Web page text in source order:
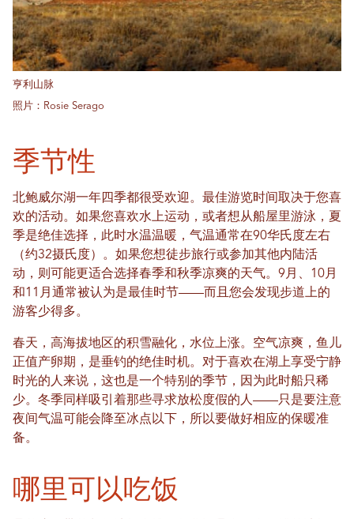
亨利山脉
照片：Rosie Serago
季节性
北鲍威尔湖一年四季都很受欢迎。最佳游览时间取决于您喜
欢的活动。如果您喜欢水上运动，或者想从船屋里游泳，夏
季是绝佳选择，此时水温温暖，气温通常在90华氏度左右
（约32摄氏度）。如果您想徒步旅行或参加其他内陆活
动，则可能更适合选择春季和秋季凉爽的天气。9月、10月
和11月通常被认为是最佳时节——而且您会发现步道上的
游客少得多。
春天，高海拔地区的积雪融化，水位上涨。空气凉爽，鱼儿
正值产卵期，是垂钓的绝佳时机。对于喜欢在湖上享受宁静
时光的人来说，这也是一个特别的季节，因为此时船只稀
少。冬季同样吸引着那些寻求放松度假的人——只是要注意
夜间气温可能会降至冰点以下，所以要做好相应的保暖准
备。
哪里可以吃饭